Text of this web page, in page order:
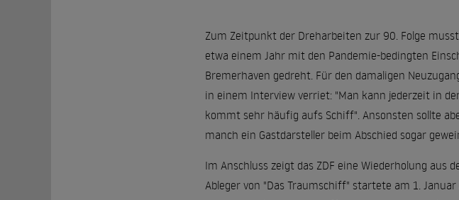
Zum Zeitpunkt der Dreharbeiten zur 90. Folge
etwa einem Jahr mit den Pandemie-bedingten
Bremerhaven gedreht. Für den damaligen
in einem Interview verriet: "Man kann jederzeit in
kommt sehr häufig aufs Schiff". Ansonsten sollte
manch ein Gastdarsteller beim Abschied sogar
Im Anschluss zeigt das ZDF eine Wiederholung aus
Ableger von "Das Traumschiff" startete am 1.